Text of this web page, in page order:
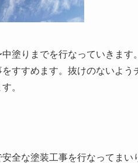
塗りまでを行なっていきま
すすめます。抜けのないよ
。
全な塗装工事を行なってま